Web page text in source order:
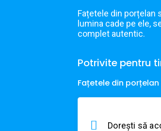
Fațetele din porțelan
lumina cade pe ele,
complet autentic.
Potrivite pentru
Fațetele din
Dorești să